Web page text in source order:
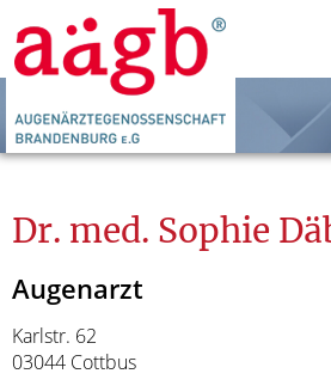
Dr. med. Sophie
Augenarzt
Karlstr. 62
03044 Cottbus